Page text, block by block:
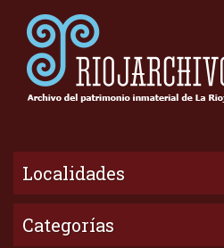
Localidades
Categorías